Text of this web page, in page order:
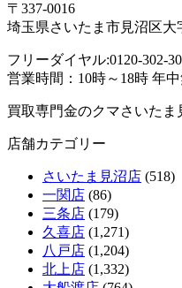
〒337-0016
埼玉県さいたま市見沼区大
フリーダイヤル:0120-302-
営業時間：10時～18時 年
買取専門金のクマさいたま
店舗カテゴリー
さいたま見沼店 (518)
一関店 (86)
三条店 (179)
久喜店 (1,271)
八戸店 (1,204)
北上店 (1,332)